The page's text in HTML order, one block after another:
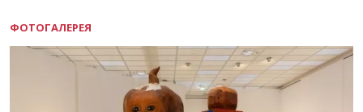
ФОТОГАЛЕРЕЯ